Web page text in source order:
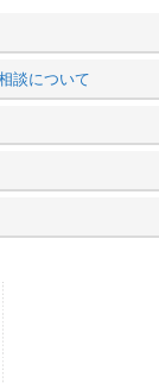
談について